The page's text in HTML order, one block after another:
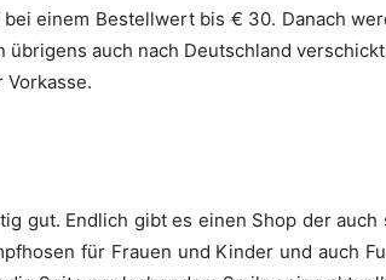
einem Bestellwert bis € 30. Danach
auch nach Deutschland
Vorkasse.
gut. Endlich gibt es einen Shop der
für Frauen und Kinder und auch